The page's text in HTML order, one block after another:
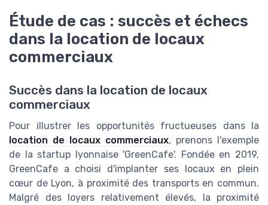
Étude de cas : succès et échecs
dans la location de locaux
commerciaux
Succès dans la location de locaux
commerciaux
Pour illustrer les opportunités fructueuses dans la
location de locaux commerciaux, prenons l'exemple
de la startup lyonnaise 'GreenCafe'. Fondée en 2019,
GreenCafe a choisi d'implanter ses locaux en plein
cœur de Lyon, à proximité des transports en commun.
Malgré des loyers relativement élevés, la proximité